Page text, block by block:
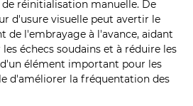
réinitialisation manuelle. De
d'usure visuelle peut avertir le
de l'embrayage à l'avance, aidant
échecs soudains et à réduire les
élément important pour les
d'améliorer la fréquentation des